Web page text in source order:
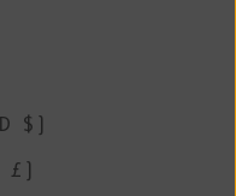
$)
£)